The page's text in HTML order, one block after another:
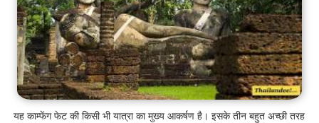
यह काम्फेंग फेट की किसी भी यात्रा का मुख्य आकर्षण है। इसके तीन बहुत अच्छी तरह